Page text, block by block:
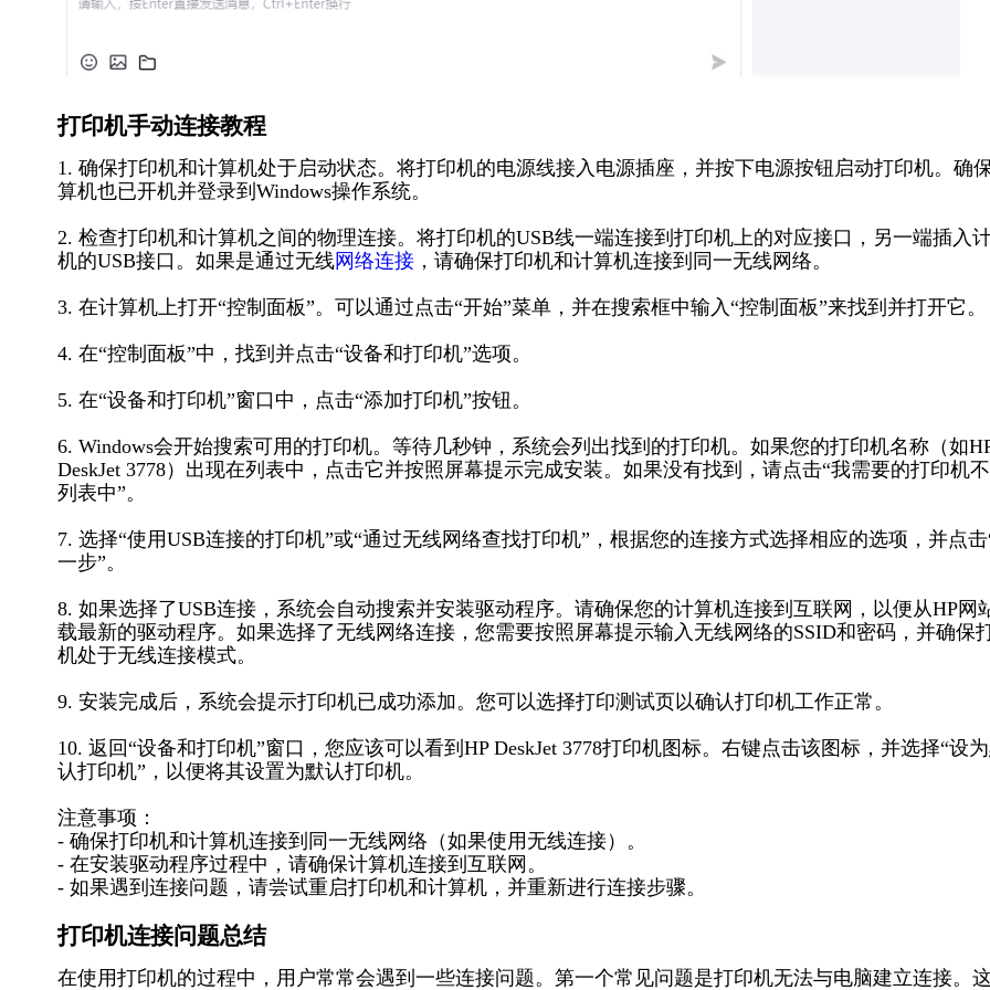
打印机手动连接教程
1. 确保打印机和计算机处于启动状态。将打印机的电源线接入电源插座，并按下电源按钮启动打印机。确
算机也已开机并登录到Windows操作系统。
2. 检查打印机和计算机之间的物理连接。将打印机的USB线一端连接到打印机上的对应接口，另一端插入
机的USB接口。如果是通过无线网络连接 ，请确保打印机和计算机连接到同一无线网络。
3. 在计算机上打开“控制面板”。可以通过点击“开始”菜单，并在搜索框中输入“控制面板”来找到并打开它。
4. 在“控制面板”中，找到并点击“设备和打印机”选项。
5. 在“设备和打印机”窗口中，点击“添加打印机”按钮。
6. Windows会开始搜索可用的打印机。等待几秒钟，系统会列出找到的打印机。如果您的打印机名称（如
DeskJet 3778）出现在列表中，点击它并按照屏幕提示完成安装。如果没有找到，请点击“我需要的打印机
列表中”。
7. 选择“使用USB连接的打印机”或“通过无线网络查找打印机”，根据您的连接方式选择相应的选项，并点
一步”。
8. 如果选择了USB连接，系统会自动搜索并安装驱动程序。请确保您的计算机连接到互联网，以便从HP网
载最新的驱动程序。如果选择了无线网络连接，您需要按照屏幕提示输入无线网络的SSID和密码，并确保
机处于无线连接模式。
9. 安装完成后，系统会提示打印机已成功添加。您可以选择打印测试页以确认打印机工作正常。
10. 返回“设备和打印机”窗口，您应该可以看到HP DeskJet 3778打印机图标。右键点击该图标，并选择“设
认打印机”，以便将其设置为默认打印机。
注意事项：
- 确保打印机和计算机连接到同一无线网络（如果使用无线连接）。
- 在安装驱动程序过程中，请确保计算机连接到互联网。
- 如果遇到连接问题，请尝试重启打印机和计算机，并重新进行连接步骤。
打印机连接问题总结
在使用打印机的过程中，用户常常会遇到一些连接问题。第一个常见问题是打印机无法与电脑建立连接。